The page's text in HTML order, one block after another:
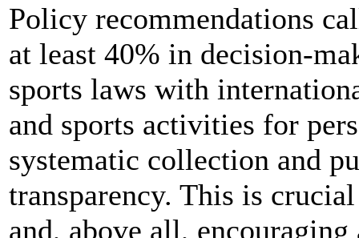
Policy recommendations
at least 40% in decision-
sports laws with
and sports activities for
systematic collection and
transparency. This is
and, above all,